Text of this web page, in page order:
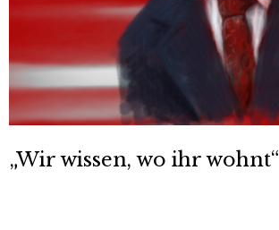
„Wir wissen, wo ihr wohnt“